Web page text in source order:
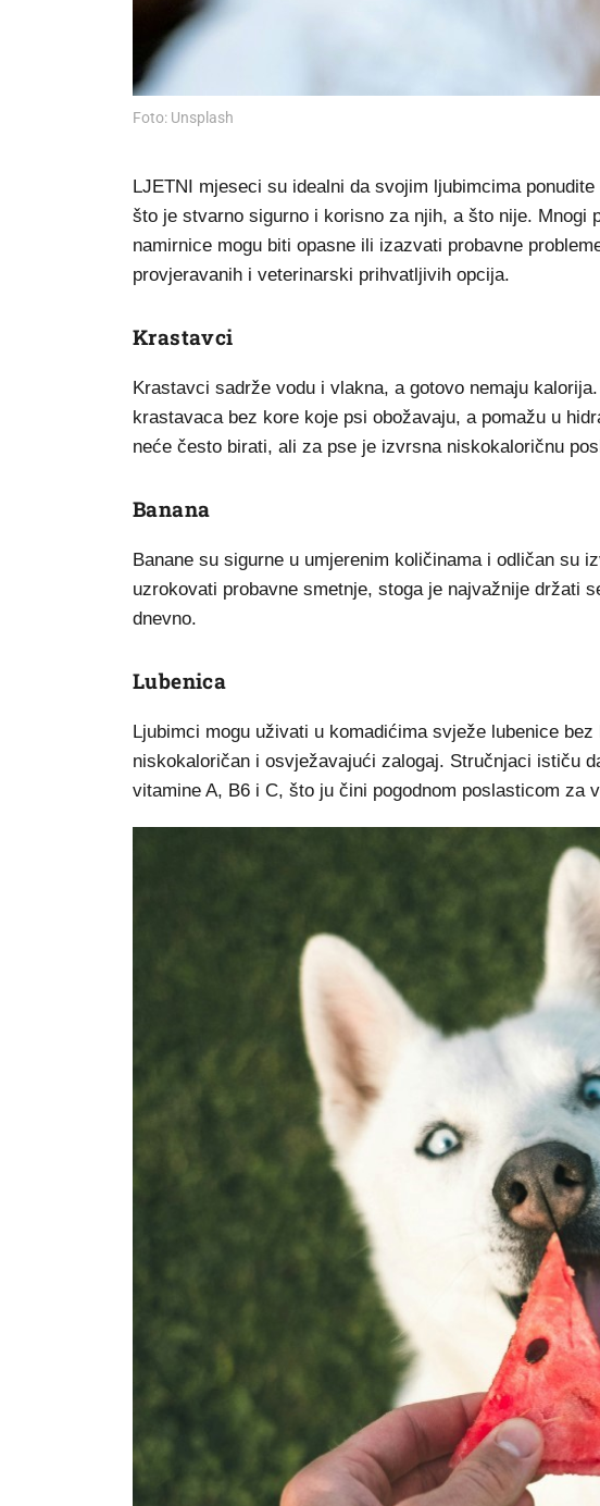
Foto: Unsplash
LJETNI mjeseci su idealni da svojim ljubimcima
što je stvarno sigurno i korisno za njih, a što nije.
namirnice mogu biti opasne ili izazvati probavne
provjeravanih i veterinarski prihvatljivih opcija.
Krastavci
Krastavci sadrže vodu i vlakna, a gotovo nemaju
krastavaca bez kore koje psi obožavaju, a pomažu u
neće često birati, ali za pse je izvrsna niskokaloričnu
Banana
Banane su sigurne u umjerenim količinama i odličan su
uzrokovati probavne smetnje, stoga je najvažnije držati
dnevno.
Lubenica
Ljubimci mogu uživati u komadićima svježe lubenice
niskokaloričan i osvježavajući zalogaj. Stručnjaci ističu
vitamine A, B6 i C, što ju čini pogodnom poslasticom za